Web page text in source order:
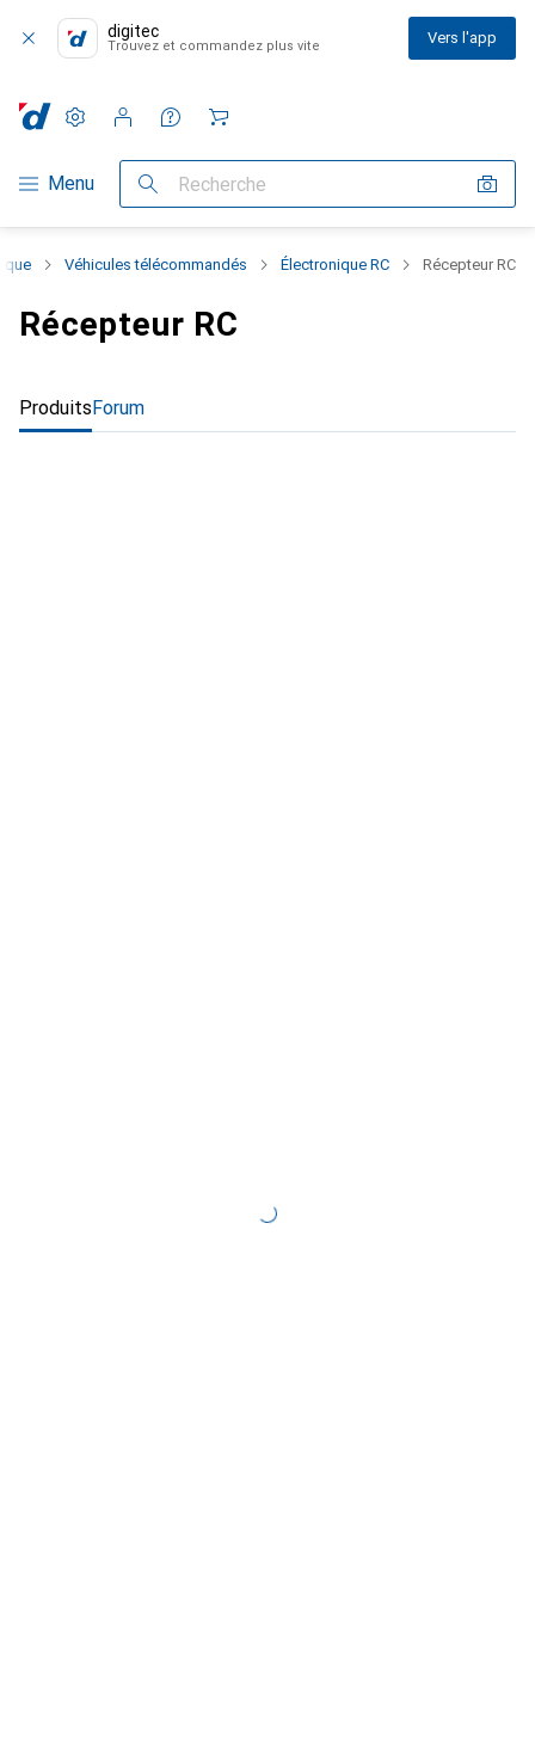
digitec
Trouvez et commandez plus vite Vers l'app
Navigation par catégorie
Menu Recherche
Paramètres
Compte client
Listes de comparaison
Listes d'envies
Panier
Véhicules télécommandés Électronique RC Récepteur RC
Récepteur RC
ProduitsForum